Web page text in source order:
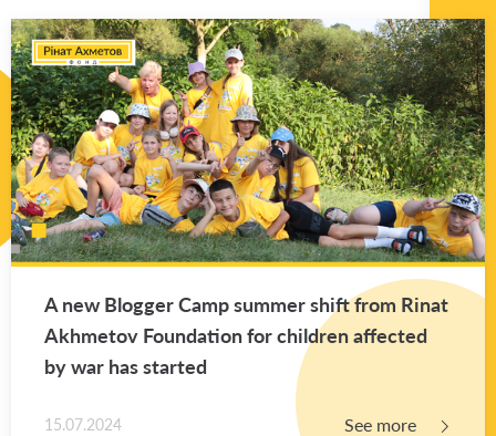
A new Blog­ger Camp sum­mer shift from Rinat
Akhme­tov Foun­da­tion for chil­dren af­fected
by war has started
15.07.2024 See more